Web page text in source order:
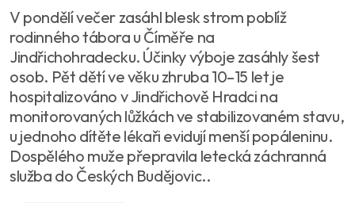
V pondělí večer zasáhl blesk strom poblíž
rodinného tábora u Číměře na
Jindřichohradecku. Účinky výboje zasáhly šest
osob. Pět dětí ve věku zhruba 10–15 let je
hospitalizováno v Jindřichově Hradci na
monitorovaných lůžkách ve stabilizovaném stavu,
u jednoho dítěte lékaři evidují menší popáleninu.
Dospělého muže přepravila letecká záchranná
služba do Českých Budějovic..